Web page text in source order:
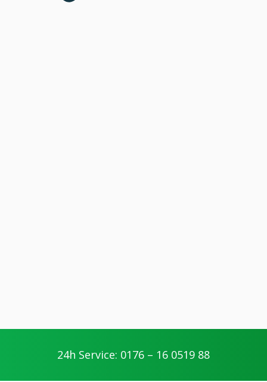
24h Service: 0176 – 16 0519 88